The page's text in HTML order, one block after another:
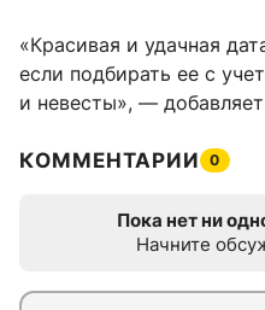
«Красивая и удачная
если подбирать ее с
и невесты», —
КОММЕНТАРИИ 0
Пока нет ни
Начните